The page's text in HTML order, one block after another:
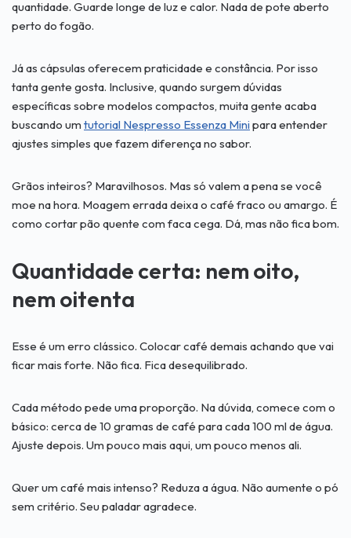
quantidade. Guarde longe de luz e calor. Nada de pote aberto
perto do fogão.
Já as cápsulas oferecem praticidade e constância. Por isso
tanta gente gosta. Inclusive, quando surgem dúvidas
específicas sobre modelos compactos, muita gente acaba
buscando um tutorial Nespresso Essenza Mini para entender
ajustes simples que fazem diferença no sabor.
Grãos inteiros? Maravilhosos. Mas só valem a pena se você
moe na hora. Moagem errada deixa o café fraco ou amargo. É
como cortar pão quente com faca cega. Dá, mas não fica bom.
Quantidade certa: nem oito,
nem oitenta
Esse é um erro clássico. Colocar café demais achando que vai
ficar mais forte. Não fica. Fica desequilibrado.
Cada método pede uma proporção. Na dúvida, comece com o
básico: cerca de 10 gramas de café para cada 100 ml de água.
Ajuste depois. Um pouco mais aqui, um pouco menos ali.
Quer um café mais intenso? Reduza a água. Não aumente o pó
sem critério. Seu paladar agradece.